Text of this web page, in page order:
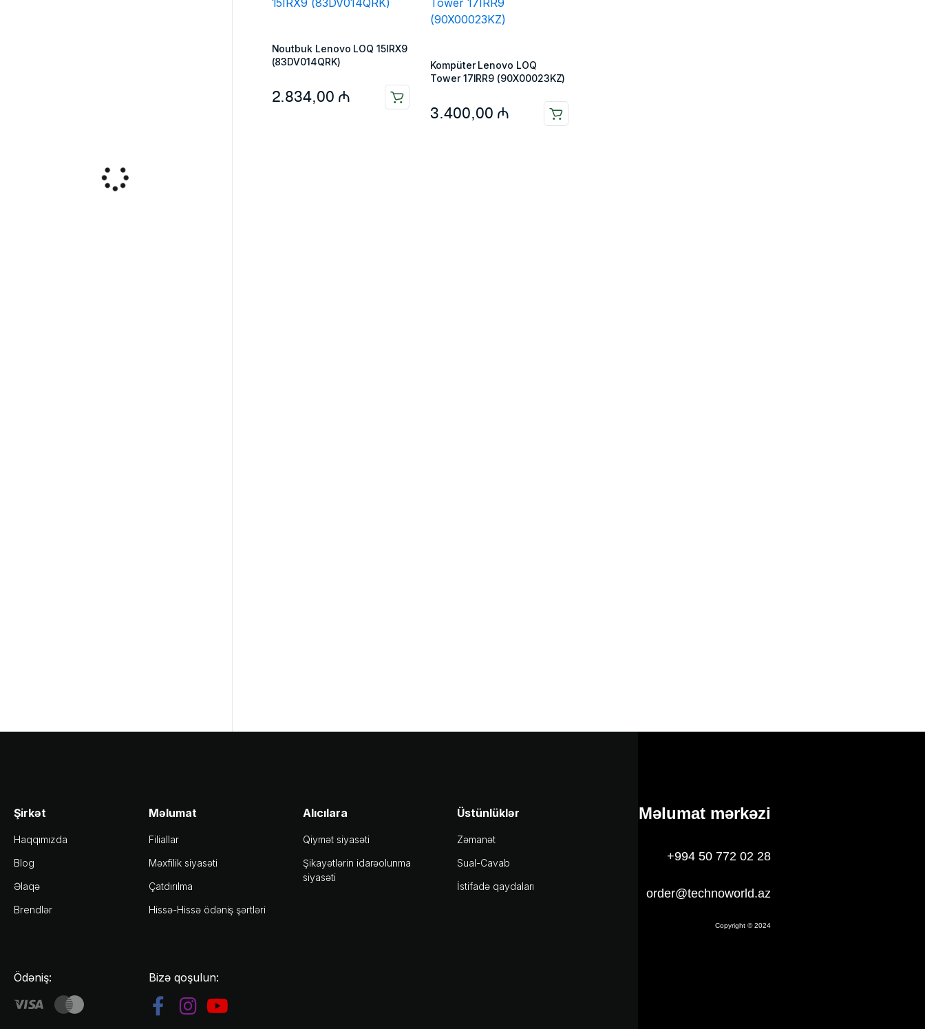
Noutbuk Lenovo LOQ 15IRX9
(83DV014QRK)
2.834,00 ₼
Kompüter Lenovo LOQ
Tower 17IRR9 (90X00023KZ)
3.400,00 ₼
Şirkət
Haqqımızda
Blog
Əlaqə
Brendlər
Ödəniş:
Məlumat
Filiallar
Məxfilik siyasəti
Çatdırılma
Hissə-Hissə ödəniş şərtləri
Bizə qoşulun:
Alıcılara
Qiymət siyasəti
Şikayətlərin idarəolunma
siyasəti
Üstünlüklər
Zəmanət
Sual-Cavab
İstifadə qaydaları
Məlumat mərkəzi
+994 50 772 02 28
order@technoworld.az
Copyright © 2024